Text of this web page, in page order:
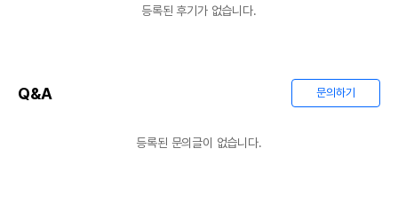
등록된 후기가 없습니다.
Q&A 문의하기
등록된 문의글이 없습니다.